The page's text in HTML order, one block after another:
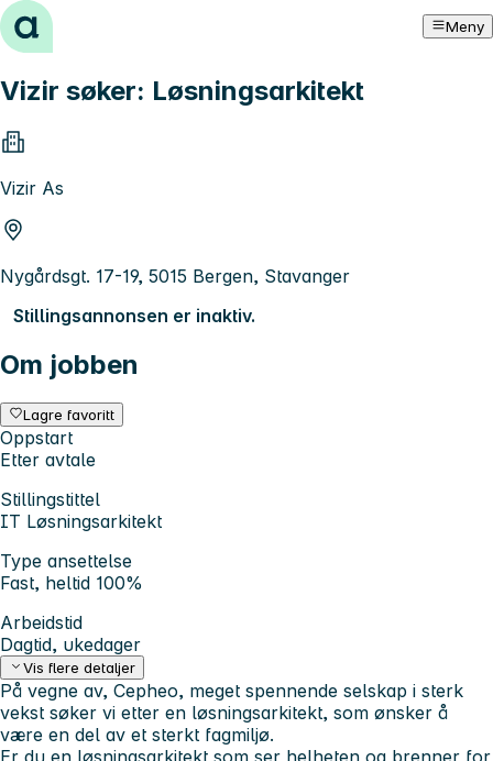
Hopp til innhold Meny
Vizir søker: Løsningsarkitekt
Vizir As
Nygårdsgt. 17-19, 5015 Bergen, Stavanger
Stillingsannonsen er inaktiv.
Om jobben
Lagre favoritt
Oppstart
Etter avtale
Stillingstittel
IT Løsningsarkitekt
Type ansettelse
Fast, heltid 100%
Arbeidstid
Dagtid, ukedager
Vis flere detaljer
På vegne av, Cepheo, meget spennende selskap i sterk
vekst søker vi etter en løsningsarkitekt, som ønsker å
være en del av et sterkt fagmiljø.